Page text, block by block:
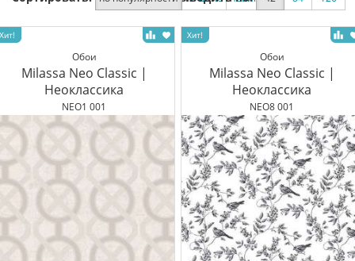
Обои
Milassa Neo Classic |
Неоклассика
NEO1 001
Обои
Milassa Neo Classic |
Неоклассика
NEO8 001